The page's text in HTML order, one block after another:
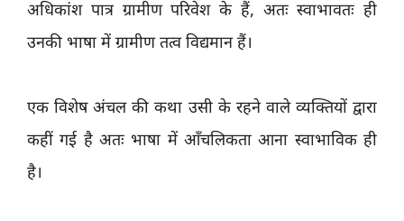
अधिकांश पात्र ग्रामीण परिवेश के हैं, अतः स्वाभावतः ही
उनकी भाषा में ग्रामीण तत्व विद्यमान हैं।
एक विशेष अंचल की कथा उसी के रहने वाले व्यक्तियों द्वारा
कहीं गई है अतः भाषा में आँचलिकता आना स्वाभाविक ही
है।